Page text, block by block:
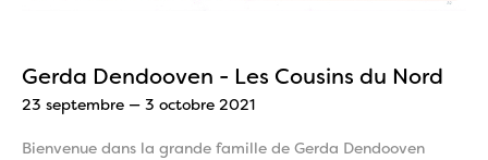
Gerda Dendooven - Les Cousins du Nord
23 septembre — 3 octobre 2021
Bienvenue dans la grande famille de Gerda Dendooven